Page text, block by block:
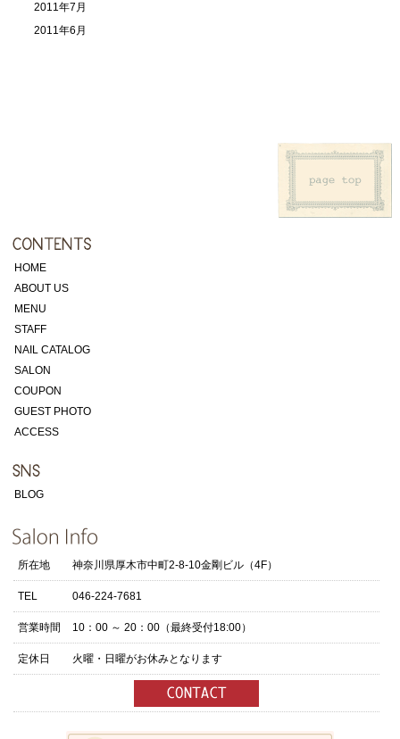
2011年7月
2011年6月
HOME
ABOUT US
MENU
STAFF
NAIL CATALOG
SALON
COUPON
GUEST PHOTO
ACCESS
BLOG
所在地 神奈川県厚木市中町2-8-10金剛ビル（4F）
TEL 046-224-7681
営業時間 10：00 ～ 20：00（最終受付18:00）
定休日 火曜・日曜がお休みとなります